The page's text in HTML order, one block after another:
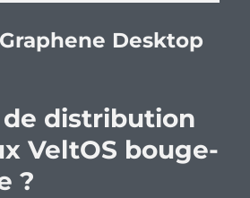
Graphene Desktop
distribution
VeltOS bouge-
?